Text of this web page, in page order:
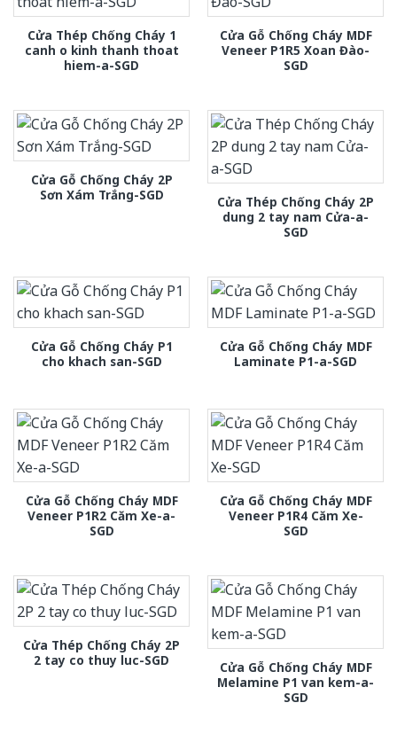
Cửa Thép Chống Cháy 1
canh o kinh thanh thoat
hiem-a-SGD
Cửa Gỗ Chống Cháy MDF
Veneer P1R5 Xoan Đào-
SGD
Cửa Gỗ Chống Cháy 2P
Sơn Xám Trắng-SGD
Cửa Thép Chống Cháy 2P
dung 2 tay nam Cửa-a-
SGD
Cửa Gỗ Chống Cháy P1
cho khach san-SGD
Cửa Gỗ Chống Cháy MDF
Laminate P1-a-SGD
Cửa Gỗ Chống Cháy MDF
Veneer P1R2 Căm Xe-a-
SGD
Cửa Gỗ Chống Cháy MDF
Veneer P1R4 Căm Xe-
SGD
Cửa Thép Chống Cháy 2P
2 tay co thuy luc-SGD
Cửa Gỗ Chống Cháy MDF
Melamine P1 van kem-a-
SGD